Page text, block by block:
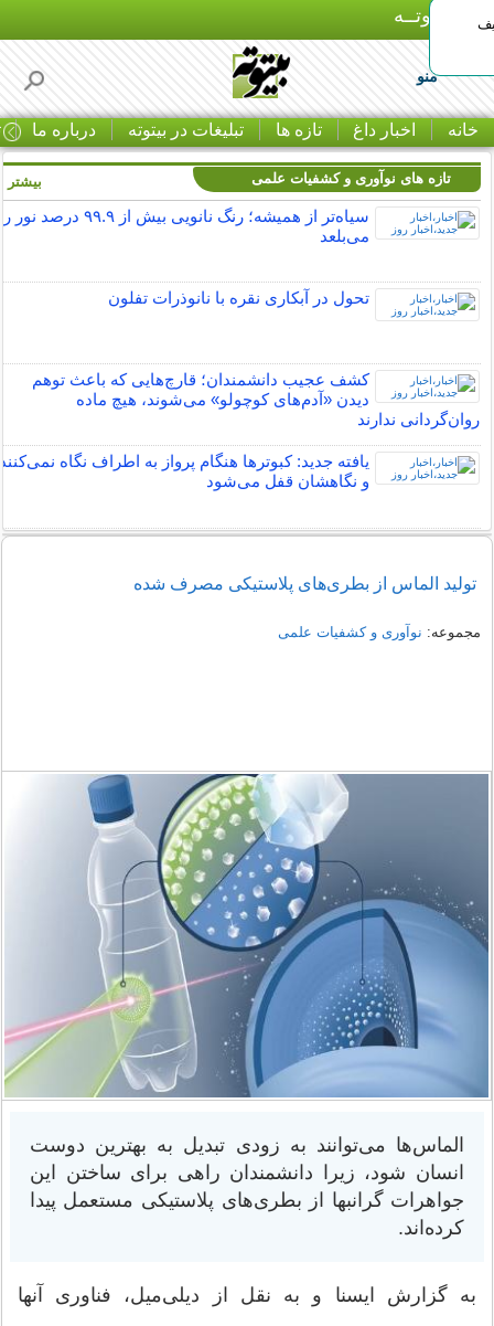
بـیتوتــه
منو
خانه اخبار داغ تازه ها تبلیغات در بیتوته درباره ما
تازه های نوآوری و کشفیات علمی
سیاه‌تر از همیشه؛ رنگ نانویی بیش از ۹۹.۹ درصد نور
می‌بلعد
تحول در آبکاری نقره با نانوذرات تفلون
کشف عجیب دانشمندان؛ قارچ‌هایی که باعث توهم
دیدن «آدم‌های کوچولو» می‌شوند، هیچ ماده
روان‌گردانی ندارند
یافته جدید:‌ کبوترها هنگام پرواز به اطراف نگاه
و نگاهشان قفل می‌شود
بیشتر
تولید الماس از بطری‌های پلاستیکی مصرف شده
مجموعه: نوآوری و کشفیات علمی
الماس‌ها می‌توانند به زودی تبدیل به بهترین دوست
انسان شود، زیرا دانشمندان راهی برای ساختن این
جواهرات گرانبها از بطری‌های پلاستیکی مستعمل پیدا
کرده‌اند.
به گزارش ایسنا و به نقل از دیلی‌میل، فناوری آنها